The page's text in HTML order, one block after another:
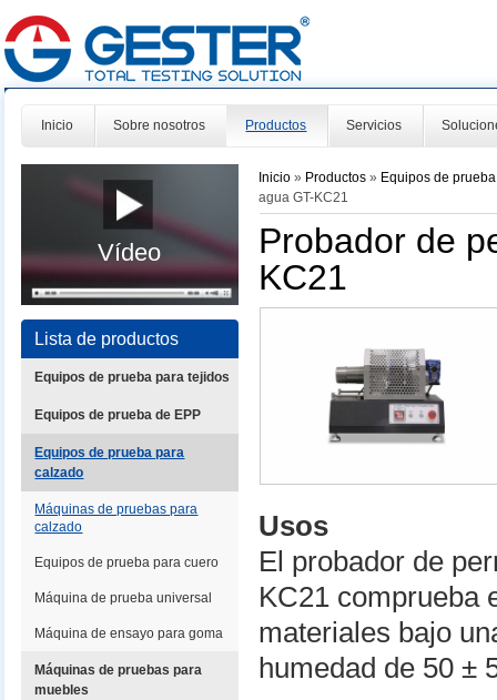
Inicio Sobre nosotros Productos Servicios
Vídeo
Lista de productos
Equipos de prueba para tejidos
Equipos de prueba de EPP
Equipos de prueba para
calzado
Máquinas de pruebas para
calzado
Equipos de prueba para cuero
Máquina de prueba universal
Máquina de ensayo para goma
Máquinas de pruebas para
muebles
Inicio » Productos» Equipos de
agua GT-KC21
Probador de
KC21
Usos
El probador de
KC21 comprueba
materiales bajo
humedad de 50 ±